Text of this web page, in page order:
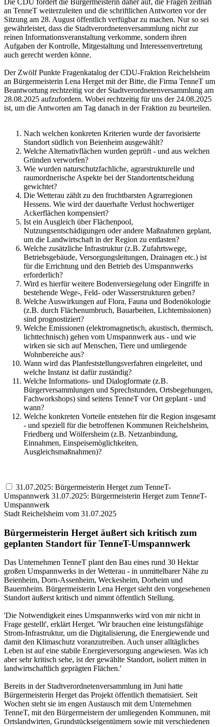
Die CDU fordert die Bürgermeisterin daher auf, die Fragen zeitnah
an TenneT weiterzuleiten und die schriftlichen Antworten vor der
Sitzung am 28. August öffentlich verfügbar zu machen. Nur so sei
gewährleistet, dass die Stadtverordnetenversammlung nicht zur
reinen Informationsveranstaltung verkomme, sondern ihren
Aufgaben der Kontrolle, Mitgestaltung und Interessenvertretung
auch gerecht werden könne.
Der Zwölf Punkte Fragenkatalog der CDU-Fraktion Reichelsheim
an Bürgermeisterin Lena Herget mit der Bitte, die Firma TenneT um
Beantwortung rechtzeitig vor der Stadtverordnetenversammlung am
28.08.2025 aufzufordern. Wobei rechtzeitig für uns der 24.08.2025
ist, um die Antworten am Tag danach in der Fraktion zu beurteilen.
Nach welchen konkreten Kriterien wurde der favorisierte
Standort südlich von Beienheim ausgewählt?
Welche Alternativflächen wurden geprüft - und aus welchen
Gründen verworfen?
Wie wurden naturschutzfachliche, agrarstrukturelle und
raumordnerische Aspekte bei der Standortentscheidung
gewichtet?
Die Wetterau zählt zu den fruchtbarsten Agrarregionen
Hessens. Wie wird der dauerhafte Verlust hochwertiger
Ackerflächen kompensiert?
Ist ein Ausgleich über Flächenpool,
Nutzungsentschädigungen oder andere Maßnahmen geplant,
um die Landwirtschaft in der Region zu entlasten?
Welche zusätzliche Infrastruktur (z.B. Zufahrtswege,
Betriebsgebäude, Versorgungsleitungen, Drainagen etc.) ist
für die Errichtung und den Betrieb des Umspannwerks
erforderlich?
Wird es hierfür weitere Bodenversiegelung oder Eingriffe in
bestehende Wege-, Feld- oder Wasserstrukturen geben?
Welche Auswirkungen auf Flora, Fauna und Bodenökologie
(z.B. durch Flächenumbruch, Bauarbeiten, Lichtemissionen)
sind prognostiziert?
Welche Emissionen (elektromagnetisch, akustisch, thermisch,
lichttechnisch) gehen vom Umspannwerk aus - und wie
wirken sie sich auf Menschen, Tiere und umliegende
Wohnbereiche aus?
Wann wird das Planfeststellungsverfahren eingeleitet, und
welche Instanz ist dafür zuständig?
Welche Informations- und Dialogformate (z.B.
Bürgerversammlungen und Sprechstunden, Ortsbegehungen,
Fachworkshops) sind seitens TenneT vor Ort geplant - und
wann?
Welche konkreten Vorteile entstehen für die Region insgesamt
- und speziell für die betroffenen Kommunen Reichelsheim,
Friedberg und Wölfersheim (z.B. Netzanbindung,
Einnahmen, Einspeisemöglichkeiten,
Ausgleichsmaßnahmen)?
31.07.2025: Bürgermeisterin Herget zum TenneT-
Umspannwerk 31.07.2025: Bürgermeisterin Herget zum TenneT-
Umspannwerk
Stadt Reichelsheim vom 31.07.2025
Bürgermeisterin Herget äußert sich kritisch zum
geplanten Standort für TenneT-Umspannwerk
Das Unternehmen TenneT plant den Bau eines rund 30 Hektar
großen Umspannwerks in der Wetterau - in unmittelbarer Nähe zu
Beienheim, Dorn-Assenheim, Weckesheim, Dorheim und
Bauernheim. Bürgermeisterin Lena Herget sieht den vorgesehenen
Standort äußerst kritisch und nimmt öffentlich Stellung.
'Die Notwendigkeit eines Umspannwerks wird von mir nicht in
Frage gestellt', erklärt Herget. 'Wir brauchen eine leistungsfähige
Strom-Infrastruktur, um die Digitalisierung, die Energiewende und
damit den Klimaschutz voranzutreiben. Auch unser alltägliches
Leben ist auf eine stabile Energieversorgung angewiesen. Was ich
aber sehr kritisch sehe, ist der gewählte Standort, isoliert mitten in
landwirtschaftlich geprägten Flächen.'
Bereits in der Stadtverordnetenversammlung im Juni hatte
Bürgermeisterin Herget das Projekt öffentlich thematisiert. Seit
Wochen steht sie im engen Austausch mit dem Unternehmen
TenneT, mit den Bürgermeistern der umliegenden Kommunen, mit
Ortslandwirten, Grundstückseigentümern sowie mit verschiedenen